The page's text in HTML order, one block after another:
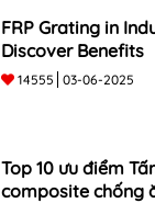
FRP Grating in
Discover Benefits
14555 03-06-2025
Top 10 ưu điểm
composite chống